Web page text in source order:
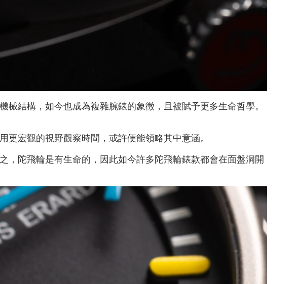
結構，如今也成為複雜腕錶的象徵，且被賦予更多生命哲學。
宏觀的視野觀察時間，或許便能領略其中意涵。
陀飛輪是有生命的，因此如今許多陀飛輪錶款都會在面盤洞開